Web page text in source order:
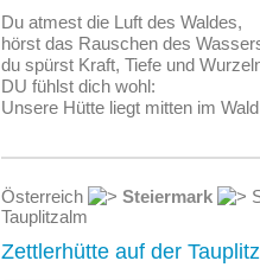
Du atmest die Luft des Waldes,
hörst das Rauschen des
du spürst Kraft, Tiefe und
DU fühlst dich wohl:
Unsere Hütte liegt mitten im Wald
Österreich Steiermark
Tauplitzalm
Zettlerhütte auf der